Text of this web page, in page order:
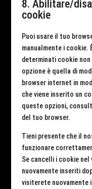
8. Abilitare/
cookie
Puoi usare il tuo
manualmente i cookie.
determinati cookie
opzione è quella di
browser internet in
che viene inserito un
queste opzioni,
del tuo browser.
Tieni presente che il
funzionare
Se cancelli i cookie
nuovamente inseriti
visiterete nuovamente